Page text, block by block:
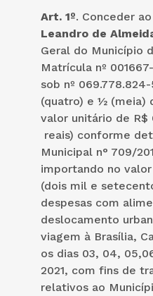
Art. 1º. Conceder
Leandro de
Geral do Município
Matrícula nº
sob nº
(quatro) e ½ (meia)
valor unitário de R$
reais) conforme
Municipal n° 709/
importando no
(dois mil e
despesas com
deslocamento
viagem à Brasília,
os dias 03, 04,
2021, com fins de
relativos ao